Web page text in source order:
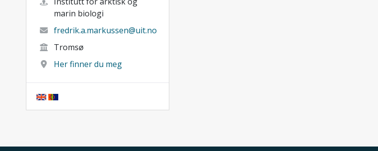
marin biologi
fredrik.a.markussen@uit.no
Tromsø
Her finner du meg